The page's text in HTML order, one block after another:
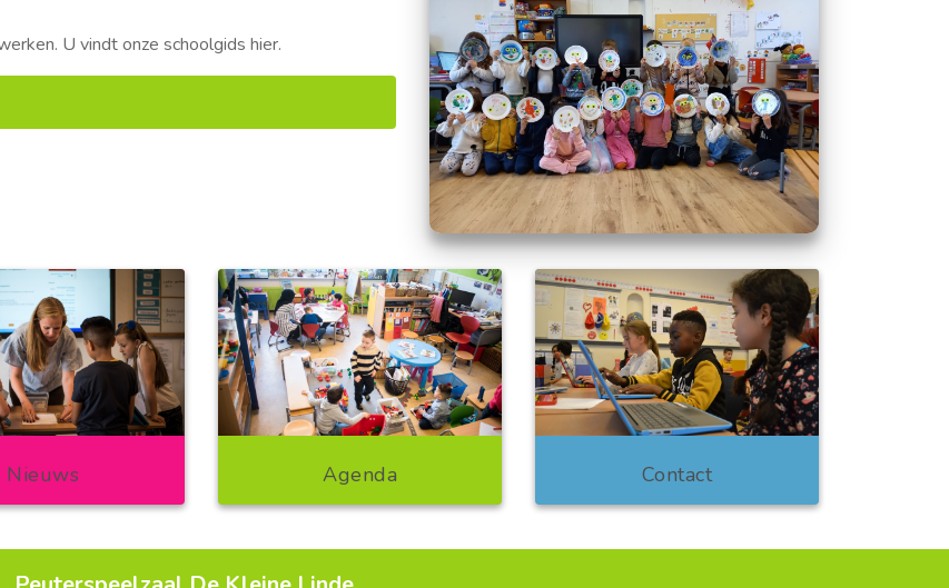
U vindt onze schoolgids hier.
Nieuws Agenda Contact